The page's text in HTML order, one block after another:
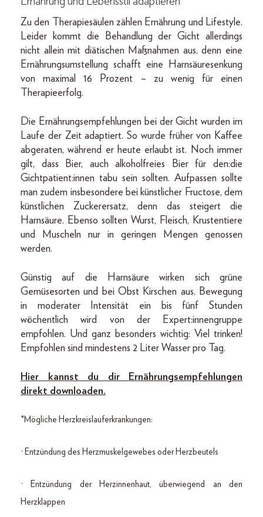
Zu den Therapiesäulen zählen Ernährung und Lifestyle.
Leider kommt die Behandlung der Gicht allerdings
nicht allein mit diätischen Maßnahmen aus, denn eine
Ernährungsumstellung schafft eine Harnsäuresenkung
von maximal 16 Prozent – zu wenig für einen
Therapieerfolg.
Die Ernährungsempfehlungen bei der Gicht wurden im
Laufe der Zeit adaptiert. So wurde früher von Kaffee
abgeraten, während er heute erlaubt ist. Noch immer
gilt, dass Bier, auch alkoholfreies Bier für den:die
Gichtpatient:innen tabu sein sollten. Aufpassen sollte
man zudem insbesondere bei künstlicher Fructose, dem
künstlichen Zuckerersatz, denn das steigert die
Harnsäure. Ebenso sollten Wurst, Fleisch, Krustentiere
und Muscheln nur in geringen Mengen genossen
werden.
Günstig auf die Harnsäure wirken sich grüne
Gemüsesorten und bei Obst Kirschen aus. Bewegung
in moderater Intensität ein bis fünf Stunden
wöchentlich wird von der Expert:innengruppe
empfohlen. Und ganz besonders wichtig: Viel trinken!
Empfohlen sind mindestens 2 Liter Wasser pro Tag.
Hier kannst du dir Ernährungsempfehlungen
direkt downloaden.
*Mögliche Herzkreislauferkrankungen:
· Entzündung des Herzmuskelgewebes oder Herzbeutels
· Entzündung der Herzinnenhaut, überwiegend an den
Herzklappen